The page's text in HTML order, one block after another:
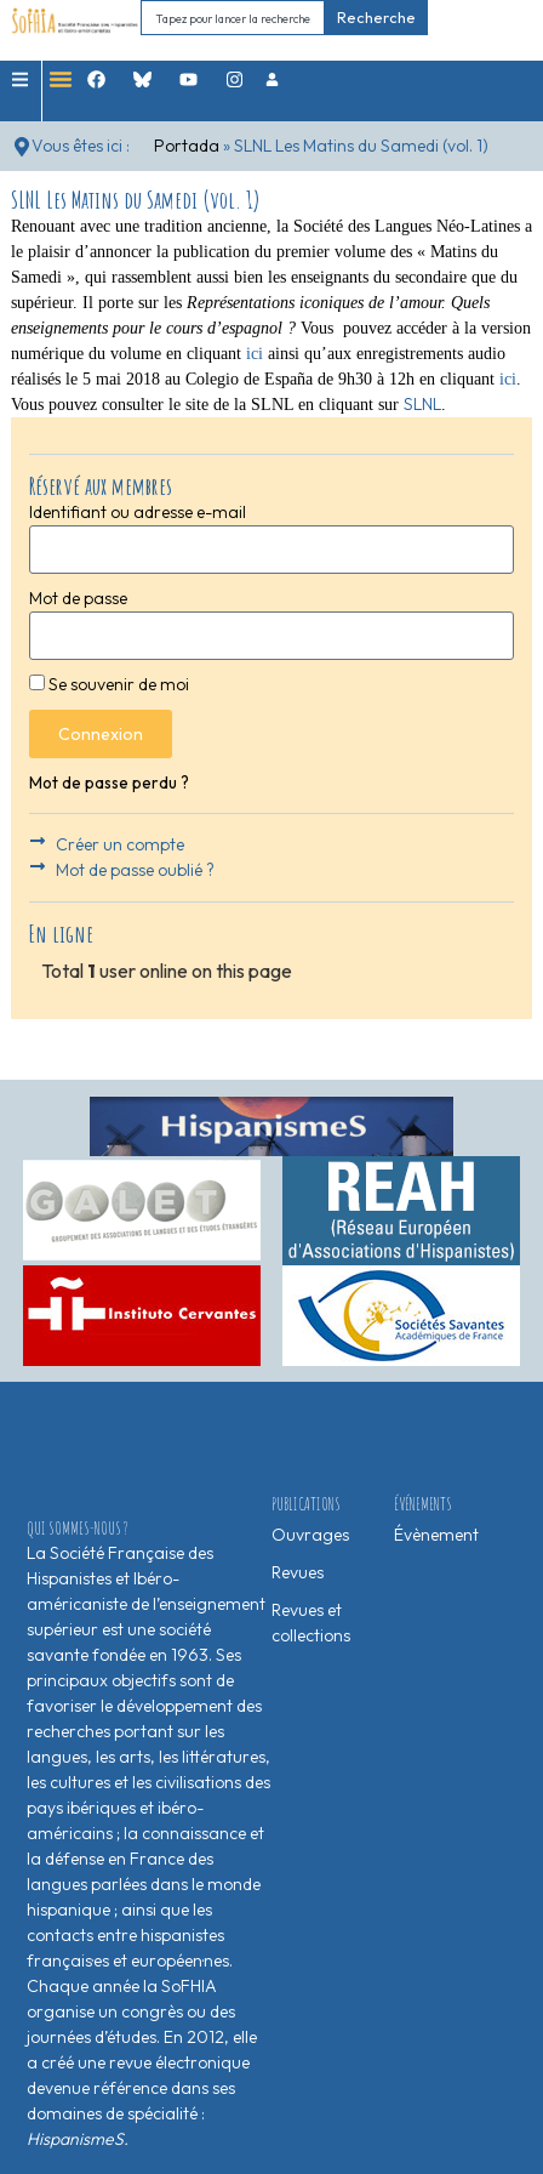
Recherche
Vous êtes ici : Portada »SLNL Les Matins du Samedi (vol. 1)
Réservé aux membres
Identifiant ou adresse e-mail
Mot de passe
Se souvenir de moi
Connexion
Mot de passe perdu ?
Créer un compte
Mot de passe oublié ?
En ligne
Total 1 user online on this page
SLNL Les Matins du Samedi (vol. 1)
Renouant avec une tradition ancienne, la Société des Langues Néo-Latines a
le plaisir d’annoncer la publication du premier volume des « Matins du
Samedi », qui rassemblent aussi bien les enseignants du secondaire que du
supérieur. Il porte sur les Représentations iconiques de l’amour. Quels
enseignements pour le cours d’espagnol ?Vous pouvez accéder à la version
numérique du volume en cliquant iciainsi qu’aux enregistrements audio
réalisés le 5 mai 2018 au Colegio de España de 9h30 à 12h en cliquant ici.
Vous pouvez consulter le site de la SLNL en cliquant sur SLNL.
ÉVÉNEMENTS
Évènement
PUBLICATIONS
Ouvrages
Revues
Revues et
collections
QUI SOMMES-NOUS ?
La Société Française des
Hispanistes et Ibéro-
américaniste de l’enseignement
supérieur est une société
savante fondée en 1963. Ses
principaux objectifs sont de
favoriser le développement des
recherches portant sur les
langues, les arts, les littératures,
les cultures et les civilisations des
pays ibériques et ibéro-
américains ; la connaissance et
la défense en France des
langues parlées dans le monde
hispanique ; ainsi que les
contacts entre hispanistes
français·es et européen·nes.
Chaque année la SoFHIA
organise un congrès ou des
journées d’études. En 2012, elle
a créé une revue électronique
devenue référence dans ses
domaines de spécialité :
HispanismeS.